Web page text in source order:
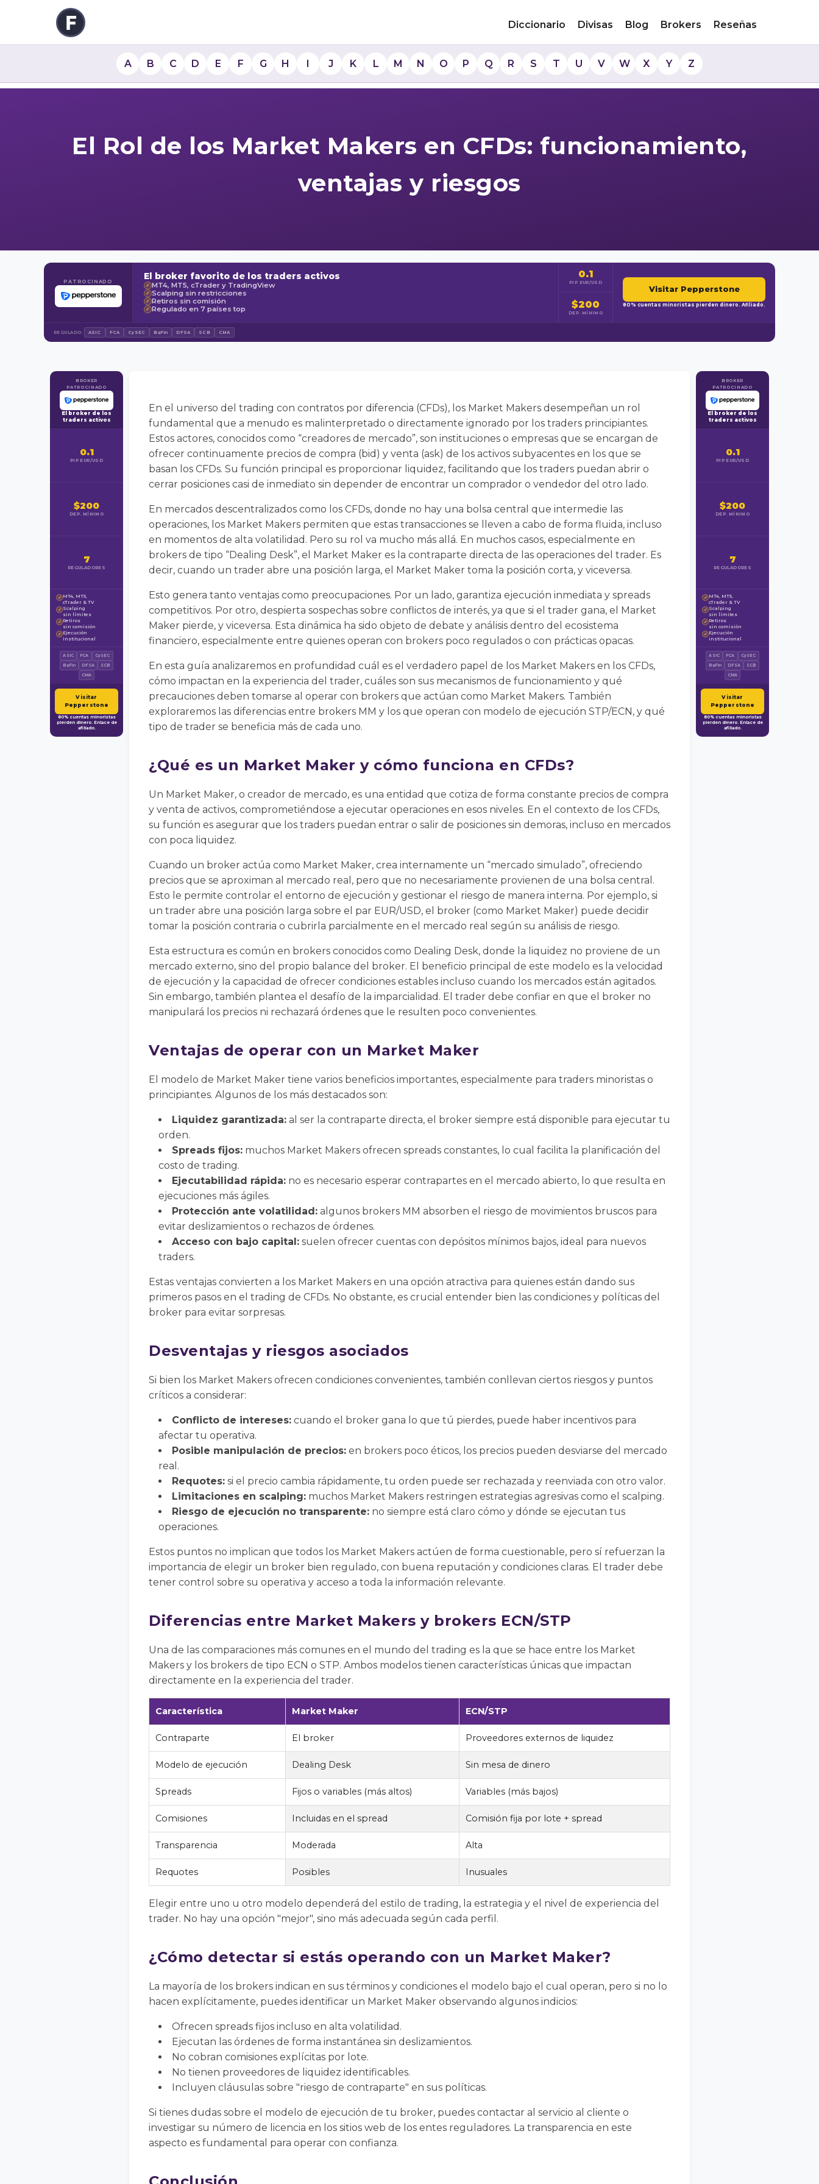
Diccionario Divisas Blog Brokers Reseñas
A B C D E F G H I J K L M N O P Q R S T U V W X Y Z
El Rol de los Market Makers en CFDs: funcionamiento,
ventajas y riesgos
PATROCINADO El broker favorito de los traders activos
✓ MT4, MT5, cTrader y TradingView
✓ Scalping sin restricciones
✓ Retiros sin comisión
✓ Regulado en 7 países top
0.1
PIP EUR/USD
$200
DEP. MÍNIMO
Visitar Pepperstone
80% cuentas minoristas pierden dinero. Afiliado.
REGULADO: ASIC FCA CySEC BaFin DFSA SCB CMA
BROKER
PATROCINADO
El broker de los
traders activos
0.1
PIP EUR/USD
$200
DEP. MÍNIMO
7
REGULADORES
✓ MT4, MT5,
cTrader & TV
✓ Scalping
sin límites
✓ Retiros
sin comisión
✓ Ejecución
institucional
ASIC FCA
CySEC
BaFin
DFSA
SCB
CMA
Visitar
Pepperstone
80% cuentas minoristas
pierden dinero. Enlace de
afiliado.
En el universo del trading con contratos por diferencia (CFDs), los Market Makers desempeñan un rol
fundamental que a menudo es malinterpretado o directamente ignorado por los traders principiantes.
Estos actores, conocidos como “creadores de mercado”, son instituciones o empresas que se encargan de
ofrecer continuamente precios de compra (bid) y venta (ask) de los activos subyacentes en los que se
basan los CFDs. Su función principal es proporcionar liquidez, facilitando que los traders puedan abrir o
cerrar posiciones casi de inmediato sin depender de encontrar un comprador o vendedor del otro lado.
En mercados descentralizados como los CFDs, donde no hay una bolsa central que intermedie las
operaciones, los Market Makers permiten que estas transacciones se lleven a cabo de forma fluida, incluso
en momentos de alta volatilidad. Pero su rol va mucho más allá. En muchos casos, especialmente en
brokers de tipo “Dealing Desk”, el Market Maker es la contraparte directa de las operaciones del trader. Es
decir, cuando un trader abre una posición larga, el Market Maker toma la posición corta, y viceversa.
Esto genera tanto ventajas como preocupaciones. Por un lado, garantiza ejecución inmediata y spreads
competitivos. Por otro, despierta sospechas sobre conflictos de interés, ya que si el trader gana, el Market
Maker pierde, y viceversa. Esta dinámica ha sido objeto de debate y análisis dentro del ecosistema
financiero, especialmente entre quienes operan con brokers poco regulados o con prácticas opacas.
En esta guía analizaremos en profundidad cuál es el verdadero papel de los Market Makers en los CFDs,
cómo impactan en la experiencia del trader, cuáles son sus mecanismos de funcionamiento y qué
precauciones deben tomarse al operar con brokers que actúan como Market Makers. También
exploraremos las diferencias entre brokers MM y los que operan con modelo de ejecución STP/ECN, y qué
tipo de trader se beneficia más de cada uno.
¿Qué es un Market Maker y cómo funciona en CFDs?
Un Market Maker, o creador de mercado, es una entidad que cotiza de forma constante precios de compra
y venta de activos, comprometiéndose a ejecutar operaciones en esos niveles. En el contexto de los CFDs,
su función es asegurar que los traders puedan entrar o salir de posiciones sin demoras, incluso en mercados
con poca liquidez.
Cuando un broker actúa como Market Maker, crea internamente un “mercado simulado”, ofreciendo
precios que se aproximan al mercado real, pero que no necesariamente provienen de una bolsa central.
Esto le permite controlar el entorno de ejecución y gestionar el riesgo de manera interna. Por ejemplo, si
un trader abre una posición larga sobre el par EUR/USD, el broker (como Market Maker) puede decidir
tomar la posición contraria o cubrirla parcialmente en el mercado real según su análisis de riesgo.
Esta estructura es común en brokers conocidos como Dealing Desk, donde la liquidez no proviene de un
mercado externo, sino del propio balance del broker. El beneficio principal de este modelo es la velocidad
de ejecución y la capacidad de ofrecer condiciones estables incluso cuando los mercados están agitados.
Sin embargo, también plantea el desafío de la imparcialidad. El trader debe confiar en que el broker no
manipulará los precios ni rechazará órdenes que le resulten poco convenientes.
Ventajas de operar con un Market Maker
El modelo de Market Maker tiene varios beneficios importantes, especialmente para traders minoristas o
principiantes. Algunos de los más destacados son:
Liquidez garantizada: al ser la contraparte directa, el broker siempre está disponible para ejecutar tu
orden.
Spreads fijos: muchos Market Makers ofrecen spreads constantes, lo cual facilita la planificación del
costo de trading.
Ejecutabilidad rápida: no es necesario esperar contrapartes en el mercado abierto, lo que resulta en
ejecuciones más ágiles.
Protección ante volatilidad: algunos brokers MM absorben el riesgo de movimientos bruscos para
evitar deslizamientos o rechazos de órdenes.
Acceso con bajo capital: suelen ofrecer cuentas con depósitos mínimos bajos, ideal para nuevos
traders.
Estas ventajas convierten a los Market Makers en una opción atractiva para quienes están dando sus
primeros pasos en el trading de CFDs. No obstante, es crucial entender bien las condiciones y políticas del
broker para evitar sorpresas.
Desventajas y riesgos asociados
Si bien los Market Makers ofrecen condiciones convenientes, también conllevan ciertos riesgos y puntos
críticos a considerar:
Conflicto de intereses: cuando el broker gana lo que tú pierdes, puede haber incentivos para
afectar tu operativa.
Posible manipulación de precios: en brokers poco éticos, los precios pueden desviarse del mercado
real.
Requotes: si el precio cambia rápidamente, tu orden puede ser rechazada y reenviada con otro valor.
Limitaciones en scalping: muchos Market Makers restringen estrategias agresivas como el scalping.
Riesgo de ejecución no transparente: no siempre está claro cómo y dónde se ejecutan tus
operaciones.
Estos puntos no implican que todos los Market Makers actúen de forma cuestionable, pero sí refuerzan la
importancia de elegir un broker bien regulado, con buena reputación y condiciones claras. El trader debe
tener control sobre su operativa y acceso a toda la información relevante.
Diferencias entre Market Makers y brokers ECN/STP
Una de las comparaciones más comunes en el mundo del trading es la que se hace entre los Market
Makers y los brokers de tipo ECN o STP. Ambos modelos tienen características únicas que impactan
directamente en la experiencia del trader.
Característica Market Maker ECN/STP
Contraparte El broker Proveedores externos de liquidez
Modelo de ejecución Dealing Desk Sin mesa de dinero
Spreads Fijos o variables (más altos) Variables (más bajos)
Comisiones Incluidas en el spread Comisión fija por lote + spread
Transparencia Moderada Alta
Requotes Posibles Inusuales
Elegir entre uno u otro modelo dependerá del estilo de trading, la estrategia y el nivel de experiencia del
trader. No hay una opción "mejor", sino más adecuada según cada perfil.
¿Cómo detectar si estás operando con un Market Maker?
La mayoría de los brokers indican en sus términos y condiciones el modelo bajo el cual operan, pero si no lo
hacen explícitamente, puedes identificar un Market Maker observando algunos indicios:
Ofrecen spreads fijos incluso en alta volatilidad.
Ejecutan las órdenes de forma instantánea sin deslizamientos.
No cobran comisiones explícitas por lote.
No tienen proveedores de liquidez identificables.
Incluyen cláusulas sobre "riesgo de contraparte" en sus políticas.
Si tienes dudas sobre el modelo de ejecución de tu broker, puedes contactar al servicio al cliente o
investigar su número de licencia en los sitios web de los entes reguladores. La transparencia en este
aspecto es fundamental para operar con confianza.
BROKER
PATROCINADO
El broker de los
traders activos
0.1
PIP EUR/USD
$200
DEP. MÍNIMO
7
REGULADORES
✓ MT4, MT5,
cTrader & TV
✓ Scalping
sin límites
✓ Retiros
sin comisión
✓ Ejecución
institucional
ASIC FCA
CySEC
BaFin
DFSA
SCB
CMA
Visitar
Pepperstone
80% cuentas minoristas
pierden dinero. Enlace de
afiliado.